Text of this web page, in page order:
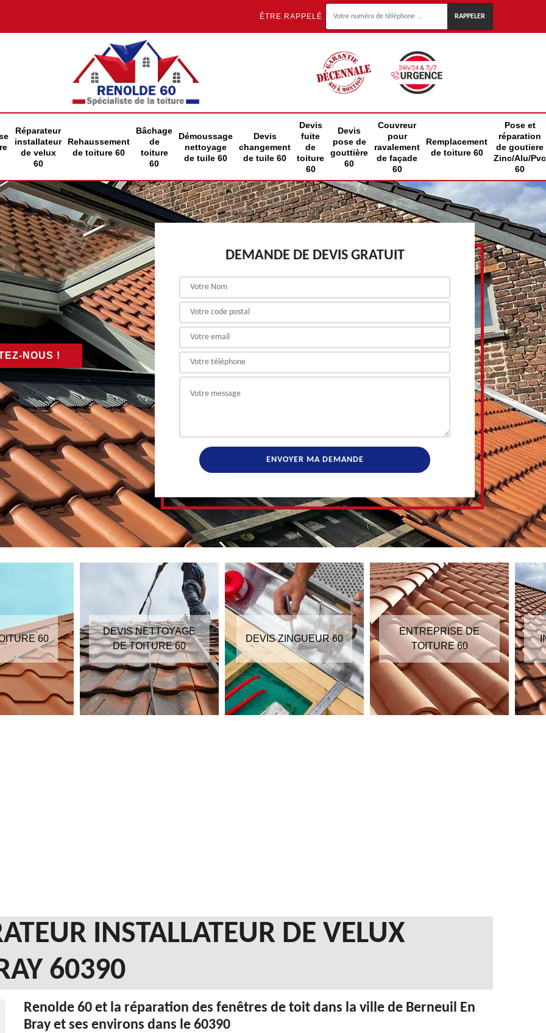
ÊTRE RAPPELÉ
Réparateur
installateur
de velux
60
Rehaussement
de toiture 60
Bâchage
de
toiture
60
Démoussage
nettoyage
de tuile 60
Devis
changement
de tuile 60
Devis
fuite
de
toiture
60
Devis
pose de
gouttière
60
Couvreur
pour
ravalement
de façade
60
Remplacement
de toiture 60
Pose et
réparation
de goutiere
Zinc/Alu/Pvc
60
NOUS !
DEMANDE DE DEVIS GRATUIT
60
DEVIS NETTOYAGE
DE TOITURE 60
DEVIS ZINGUEUR 60
ENTREPRISE DE
TOITURE 60
INSTALLATEUR DE VELUX
60390
Renolde 60 et la réparation des fenêtres de toit dans la ville de Berneuil En
Bray et ses environs dans le 60390